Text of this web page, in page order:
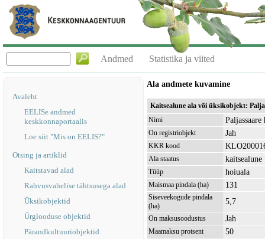
Andmed Statistika ja viited
Avaleht
EELISe andmed
keskkonnaportaalis
Loe siit "Mis on EELIS?"
Otsing ja artiklid
Kaitstavad alad
Rahvusvahelise tähtsusega alad
Üksikobjektid
Ürglooduse objektid
Pärandkultuuriobjektid
Ala andmete kuvamine
Kaitsealune ala või üksikobjekt:
Nimi
Paljassaare
On registriobjekt Jah
KKR kood
Ala staatus kaitsealune
Tüüp hoiuala
Maismaa pindala (ha) 131
Siseveekogude pindala
(ha)
5,7
On maksusoodustus Jah
Maamaksu protsent 50